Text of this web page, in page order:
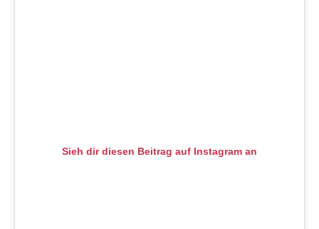
Sieh dir diesen Beitrag auf Instagram an